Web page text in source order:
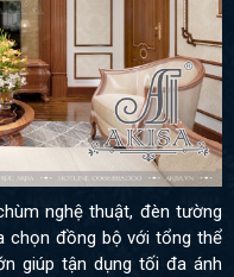
nghệ thuật, đèn tường
chọn đồng bộ với tổng thể
giúp tận dụng tối đa ánh